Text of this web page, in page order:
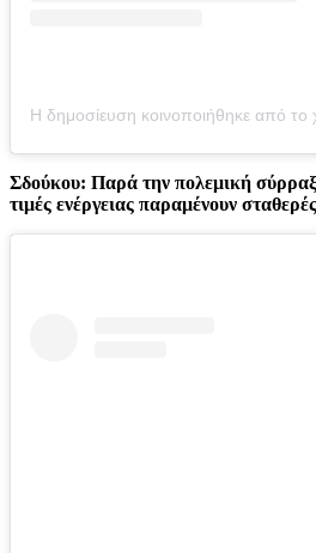
Σδούκου: Παρά την πολεμική
τιμές ενέργειας παραμένουν